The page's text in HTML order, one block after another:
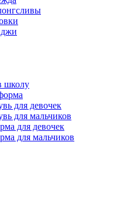
школу
для девочек
для мальчиков
для девочек
для мальчиков